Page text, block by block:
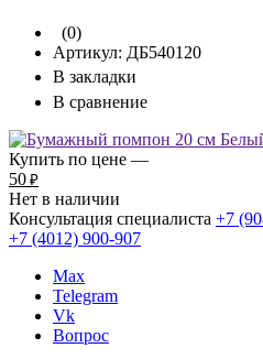
(0)
Артикул: ДБ540120
В закладки
В сравнение
Купить по цене —
50 ₽
Нет в наличии
Консультация специалиста +7
+7 (4012) 900-907
Max
Telegram
Vk
Вопрос